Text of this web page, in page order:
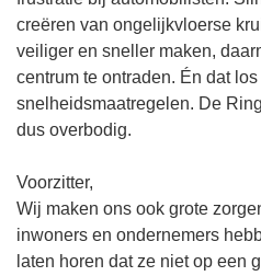
creëren van ongelijkvloerse
veiliger en sneller maken,
centrum te ontraden. Én dat
snelheidsmaatregelen. De
dus overbodig.
Voorzitter,
Wij maken ons ook grote
inwoners en ondernemers
laten horen dat ze niet op een